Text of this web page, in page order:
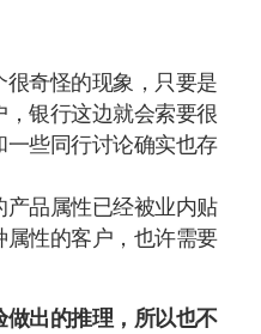
奇怪的现象，只要是
银行这边就会索要很
些同行讨论确实也存
品属性已经被业内贴
性的客户，也许需要
出的推理，所以也不